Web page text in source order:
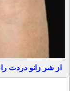
از شر زانو